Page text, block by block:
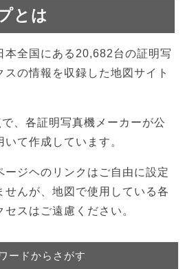
とは
本全国にある20,682台の証明写
の情報を収録した地図サイト
、各証明写真機メーカーが公
て作成しています。
ージヘのリンクはご自由に設定
せんが、地図で使用している各
スはご遠慮ください。
ードからさがす